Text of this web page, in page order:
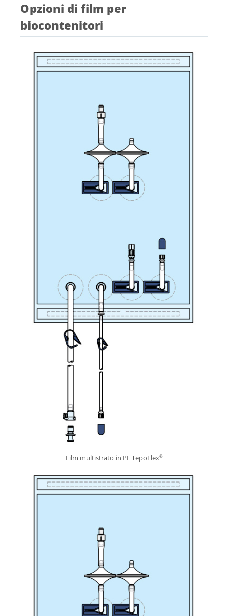
Opzioni di film per
biocontenitori
Film multistrato in PE TepoFlex®